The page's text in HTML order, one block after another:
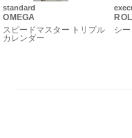
standard
OMEGA
スピードマスター トリプル
カレンダー
シ